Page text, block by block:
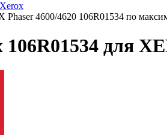
Xerox
4600/4620 106R01534 по
для